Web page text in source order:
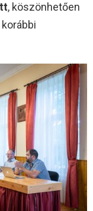
, köszönhetően